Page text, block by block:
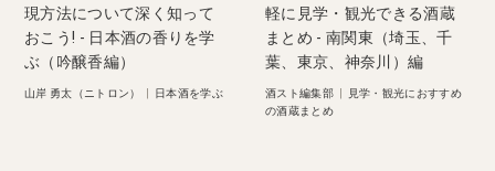
現方法について深く知って
おこう! - 日本酒の香りを学
ぶ（吟醸香編）
山岸 勇太（ニトロン） 日本酒を学ぶ
軽に見学・観光できる酒蔵
まとめ - 南関東（埼玉、千
葉、東京、神奈川）編
酒スト編集部
見学・観光におすすめ
の酒蔵まとめ